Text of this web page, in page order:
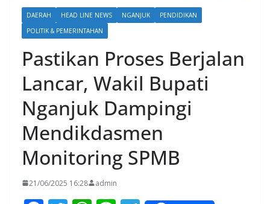
DAERAH HEAD LINE NEWS NGANJUK
PENDIDIKAN
POLITIK & PEMERINTAHAN
Pastikan Proses Berjalan
Lancar, Wakil Bupati
Nganjuk Dampingi
Mendikdasmen
Monitoring SPMB
21/06/2025 16:28 admin